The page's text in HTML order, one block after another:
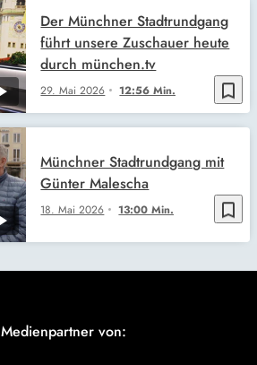
bookmark_border
29. Mai 2026 12:56 Min.
Der Münchner Stadtrundgang
führt unsere Zuschauer heute
durch münchen.tv
bookmark_border
18. Mai 2026 13:00 Min.
Münchner Stadtrundgang mit
Günter Malescha
Medienpartner von: